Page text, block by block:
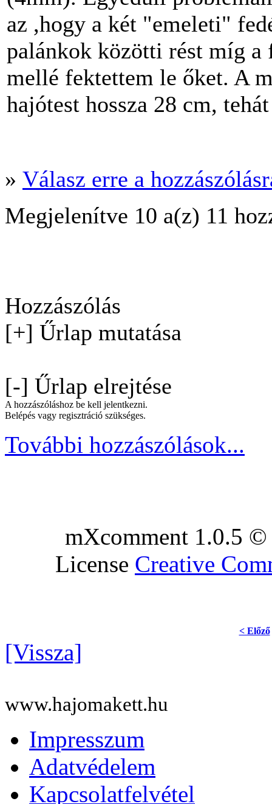
az ,hogy a két "emeleti"
palánkok közötti rést míg a
mellé fektettem le őket. A
hajótest hossza 28 cm,
» Válasz erre a
Megjelenítve 10 a(z) 11
Hozzászólás
[+] Űrlap mutatása
[-] Űrlap elrejtése
A hozzászóláshoz be kell jelentkezni.
Belépés vagy regisztráció szükséges.
További hozzászólások...
mXcomment 1.0.5
License Creative
< Előző
[Vissza]
www.hajomakett.hu
Impresszum
Adatvédelem
Kapcsolatfelvétel